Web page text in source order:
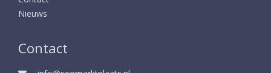
Nieuws
Contact